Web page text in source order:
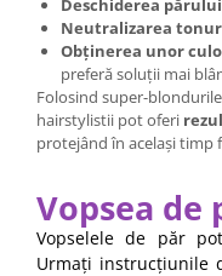
Deschiderea
Neutralizarea
Obținerea unor
preferă soluții mai
Folosind super-
hairstylistii pot oferi
protejând în același timp
Vopsea de
Vopselele de păr
Urmați instrucțiunile